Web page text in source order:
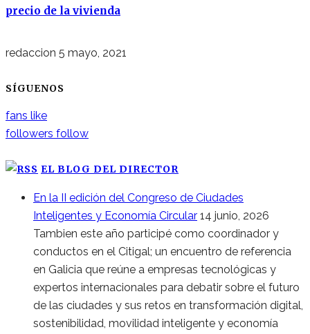
precio de la vivienda
redaccion 5 mayo, 2021
SÍGUENOS
fans like
followers follow
EL BLOG DEL DIRECTOR
En la II edición del Congreso de Ciudades
Inteligentes y Economía Circular 14 junio, 2026
Tambien este año participé como coordinador y
conductos en el Citigal; un encuentro de referencia
en Galicia que reúne a empresas tecnológicas y
expertos internacionales para debatir sobre el futuro
de las ciudades y sus retos en transformación digital,
sostenibilidad, movilidad inteligente y economía